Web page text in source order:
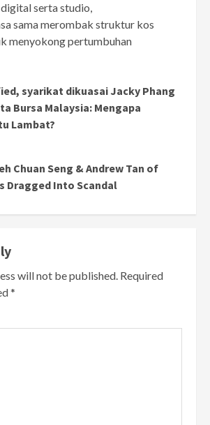
serta studio,
sama merombak struktur kos
menyokong pertumbuhan
syarikat dikuasai Jacky Phang
Bursa Malaysia: Mengapa
Lambat?
Chuan Seng & Andrew Tan of
Dragged Into Scandal
will not be published. Required
*